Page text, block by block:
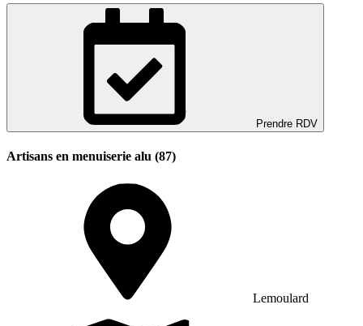
Prendre RDV
Artisans en menuiserie alu (87)
Lemoulard